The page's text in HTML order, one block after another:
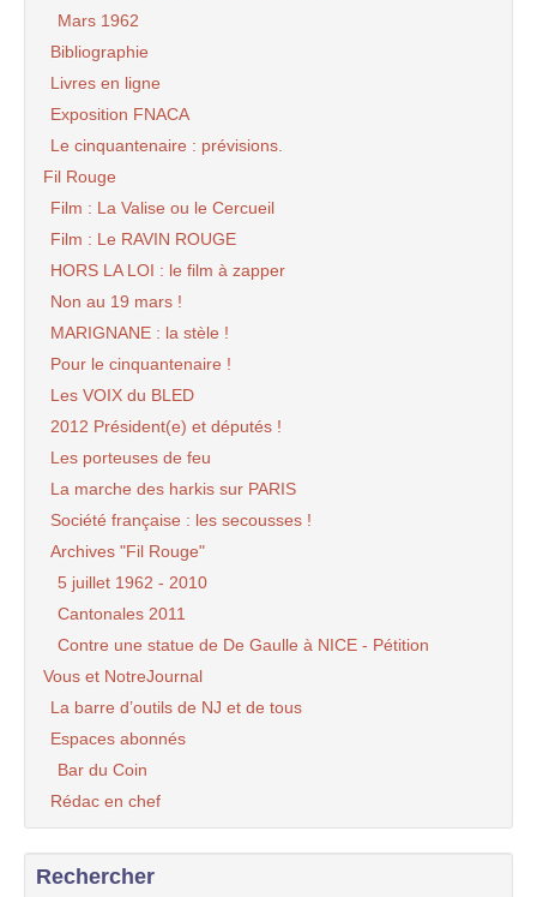
Mars 1962
Bibliographie
Livres en ligne
Exposition FNACA
Le cinquantenaire : prévisions.
Fil Rouge
Film : La Valise ou le Cercueil
Film : Le RAVIN ROUGE
HORS LA LOI : le film à zapper
Non au 19 mars !
MARIGNANE : la stèle !
Pour le cinquantenaire !
Les VOIX du BLED
2012 Président(e) et députés !
Les porteuses de feu
La marche des harkis sur PARIS
Société française : les secousses !
Archives "Fil Rouge"
5 juillet 1962 - 2010
Cantonales 2011
Contre une statue de De Gaulle à NICE - Pétition
Vous et NotreJournal
La barre d’outils de NJ et de tous
Espaces abonnés
Bar du Coin
Rédac en chef
Rechercher